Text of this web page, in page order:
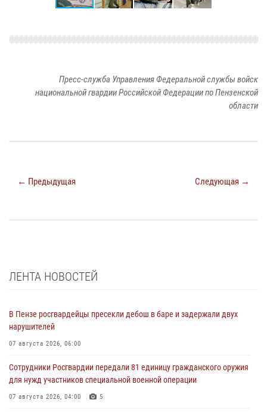
Пресс-служба Управления Федеральной службы войск
национальной гвардии Российской Федерации по Пензенской
области
← Предыдущая Следующая →
ЛЕНТА НОВОСТЕЙ
В Пензе росгвардейцы пресекли дебош в баре и задержали двух
нарушителей
07 августа 2026, 06:00
Сотрудники Росгвардии передали 81 единицу гражданского оружия
для нужд участников специальной военной операции
07 августа 2026, 04:00 5